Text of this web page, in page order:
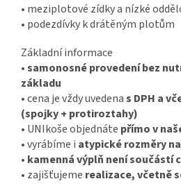
• meziplotové zídky a nízké
• podezdívky k drátěným plotům
Základní informace
•samonosné provedení bez
základu
• cena je vždy uvedenas DPH a
(spojky + protiroztahy)
• UNIkoše objednáte přímo v
• vyrábíme i atypické rozměry
• kamenná výplň není součástí
• zajišťujeme realizace, včetně